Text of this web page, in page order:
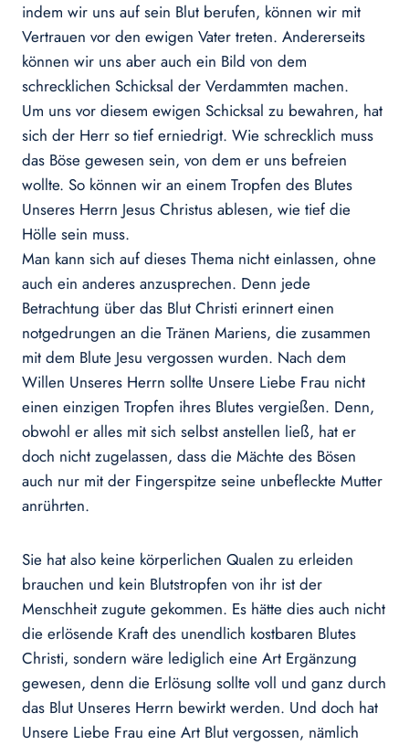
indem wir uns auf sein Blut berufen, können wir mit
Vertrauen vor den ewigen Vater treten. Andererseits
können wir uns aber auch ein Bild von dem
schrecklichen Schicksal der Verdammten machen.
Um uns vor diesem ewigen Schicksal zu bewahren, hat
sich der Herr so tief erniedrigt. Wie schrecklich muss
das Böse gewesen sein, von dem er uns befreien
wollte. So können wir an einem Tropfen des Blutes
Unseres Herrn Jesus Christus ablesen, wie tief die
Hölle sein muss.
Man kann sich auf dieses Thema nicht einlassen, ohne
auch ein anderes anzusprechen. Denn jede
Betrachtung über das Blut Christi erinnert einen
notgedrungen an die Tränen Mariens, die zusammen
mit dem Blute Jesu vergossen wurden. Nach dem
Willen Unseres Herrn sollte Unsere Liebe Frau nicht
einen einzigen Tropfen ihres Blutes vergießen. Denn,
obwohl er alles mit sich selbst anstellen ließ, hat er
doch nicht zugelassen, dass die Mächte des Bösen
auch nur mit der Fingerspitze seine unbefleckte Mutter
anrührten.
Sie hat also keine körperlichen Qualen zu erleiden
brauchen und kein Blutstropfen von ihr ist der
Menschheit zugute gekommen. Es hätte dies auch nicht
die erlösende Kraft des unendlich kostbaren Blutes
Christi, sondern wäre lediglich eine Art Ergänzung
gewesen, denn die Erlösung sollte voll und ganz durch
das Blut Unseres Herrn bewirkt werden. Und doch hat
Unsere Liebe Frau eine Art Blut vergossen, nämlich